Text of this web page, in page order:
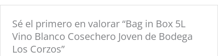
Sé el primero en valorar “Bag in Box 5L
Vino Blanco Cosechero Joven de Bodega
Los Corzos”